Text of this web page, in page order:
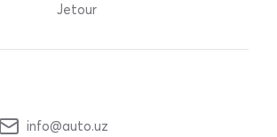
Jetour
info@auto.uz